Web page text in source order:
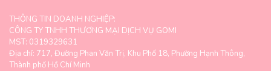
THÔNG TIN DOANH NGHIỆP:
CÔNG TY TNHH THƯƠNG MẠI DỊCH VỤ GOMI
MST: 0319329631
Địa chỉ: 717, Đường Phan Văn Trị, Khu Phố 18, Phường Hạnh Thông,
Thành phố Hồ Chí Minh